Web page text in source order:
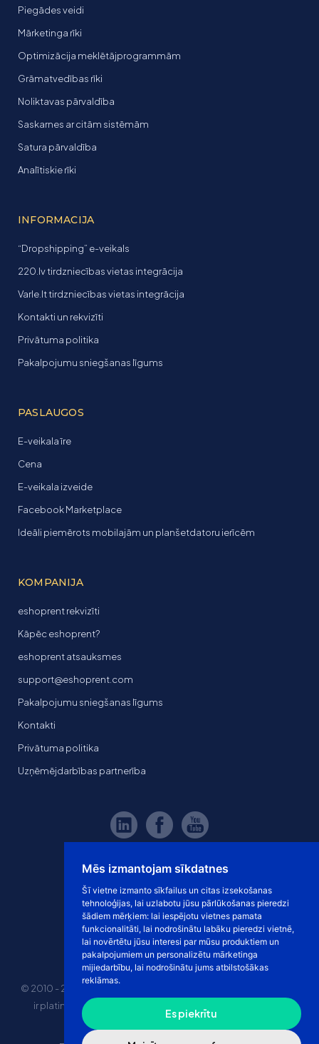
Mēs izmantojam sīkdatnes
Šī vietne izmanto sīkfailus un citas izsekošanas
tehnoloģijas, lai uzlabotu jūsu pārlūkošanas pieredzi
šādiem mērķiem: lai iespējotu vietnes pamata
funkcionalitāti, lai nodrošinātu labāku pieredzi vietnē,
lai novērtētu jūsu interesi par mūsu produktiem un
pakalpojumiem un personalizētu mārketinga
mijiedarbību, lai nodrošinātu jums atbilstošākas
reklāmas.
Es piekrītu
Piegādes veidi
Mārketinga rīki
Optimizācija meklētājprogrammām
Grāmatvedības rīki
Noliktavas pārvaldība
Saskarnes ar citām sistēmām
Satura pārvaldība
Analītiskie rīki
INFORMACIJA
“Dropshipping” e-veikals
220.lv tirdzniecības vietas integrācija
Varle.lt tirdzniecības vietas integrācija
Kontakti un rekvizīti
Privātuma politika
Pakalpojumu sniegšanas līgums
PASLAUGOS
E-veikala īre
Cena
E-veikala izveide
Facebook Marketplace
Ideāli piemērots mobilajām un planšetdatoru ierīcēm
KOMPANIJA
eshoprent rekvizīti
Kāpēc eshoprent?
eshoprent atsauksmes
support@eshoprent.com
Pakalpojumu sniegšanas līgums
Kontakti
Privātuma politika
Uzņēmējdarbības partnerība
© 2010 - 2026 eshoprent prekinis ženklas saugomas. Kopijuoti
ir platinti svetainės turinį be sutikimo griežtai draudžiama.
Kainos nurodytos be PVM